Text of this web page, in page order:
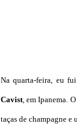
Na quarta-feira, eu
Cavist, em Ipanema.
taças de champagne